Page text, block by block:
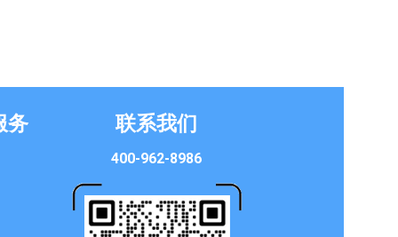
务 联系我们
400-962-8986